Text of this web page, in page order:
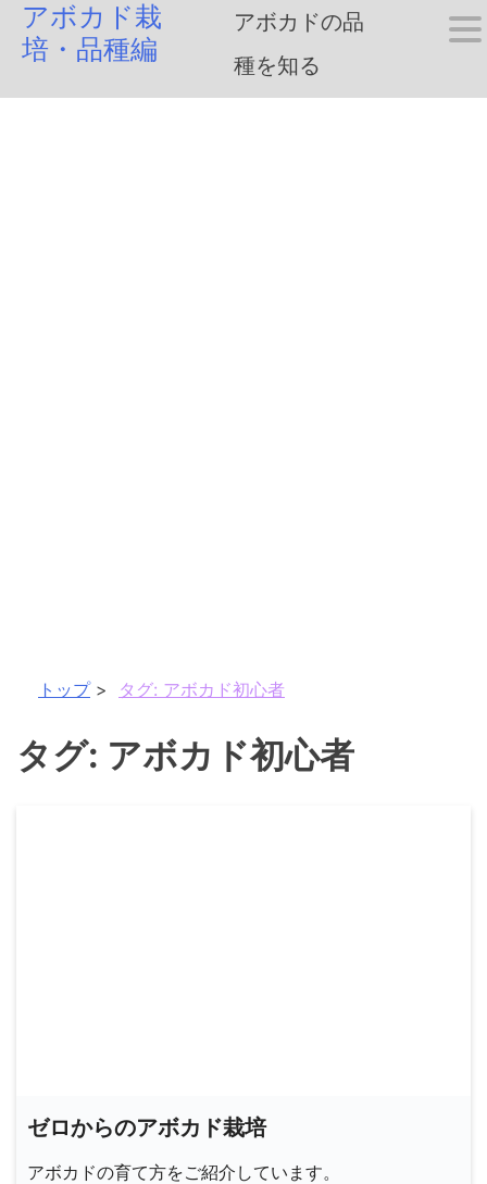
Skipアボカド栽
培・品種編
アボカドの品
種を知る
トップ タグ: アボカド初心者
タグ: アボカド初心者
ゼロからのアボカド栽培
アボカドの育て方をご紹介しています。